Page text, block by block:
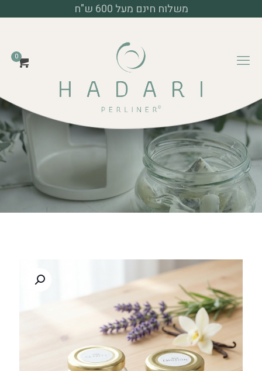
משלוח חינם מעל 600 ש"ח
0
מוצרי פרלינר
צנצנות פרלינרים
CLARITY & EMOTION | ערכת מיקס